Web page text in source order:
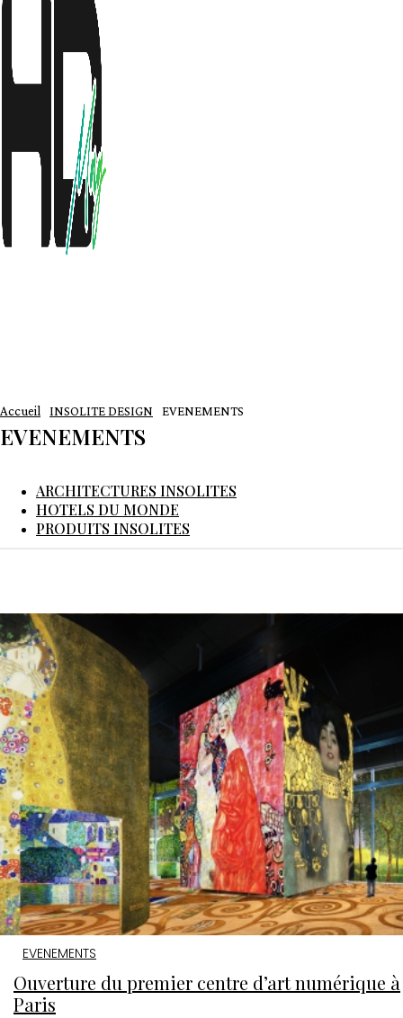
Accueil INSOLITE DESIGN EVENEMENTS
EVENEMENTS
ARCHITECTURES INSOLITES
HOTELS DU MONDE
PRODUITS INSOLITES
EVENEMENTS
Ouverture du premier centre d’art numérique à
Paris